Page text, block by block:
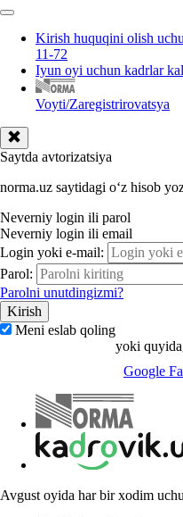
Kirish huquqini olish
11-72
Iyun oyi uchun kadrlar
Voyti/Zaregistrirovatsya
Saytda avtorizatsiya
norma.uz saytidagi oʻz hisob
Neverniy login ili parol
Neverniy login ili email
Login yoki e-mail:
Parol:
Parolni unutdingizmi?
Meni eslab qoling
yoki
Google
Avgust oyida har bir хodim